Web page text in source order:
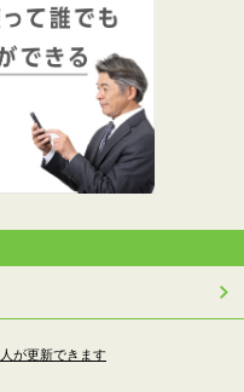
が更新できます